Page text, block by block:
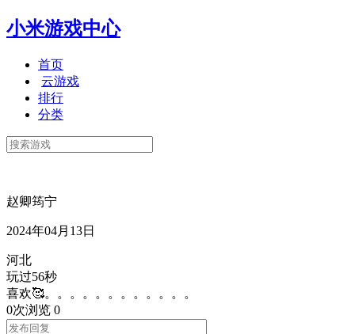
小米游戏中心
首页
云游戏
排行
分类
赵卿筠宁
2024年04月13日
河北
玩过56秒
喜欢🥰。。。。。。。。。。。。
0次浏览 0